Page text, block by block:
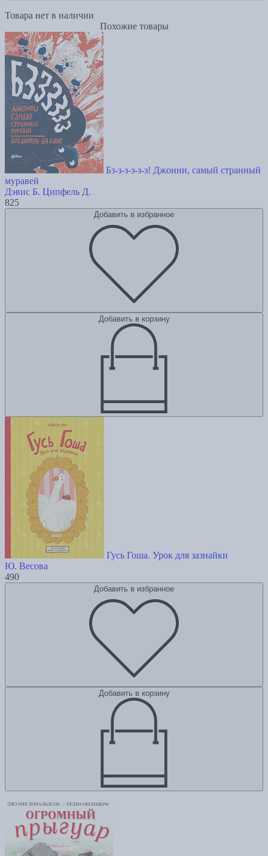
Товара нет в наличии
Похожие товары
Бз-з-з-з-з-з! Джонни, самый странный
муравей
Дэвис Б. Ципфель Д.
825
Добавить в избранное
Добавить в корзину
Гусь Гоша. Урок для зазнайки
Ю. Весова
490
Добавить в избранное
Добавить в корзину